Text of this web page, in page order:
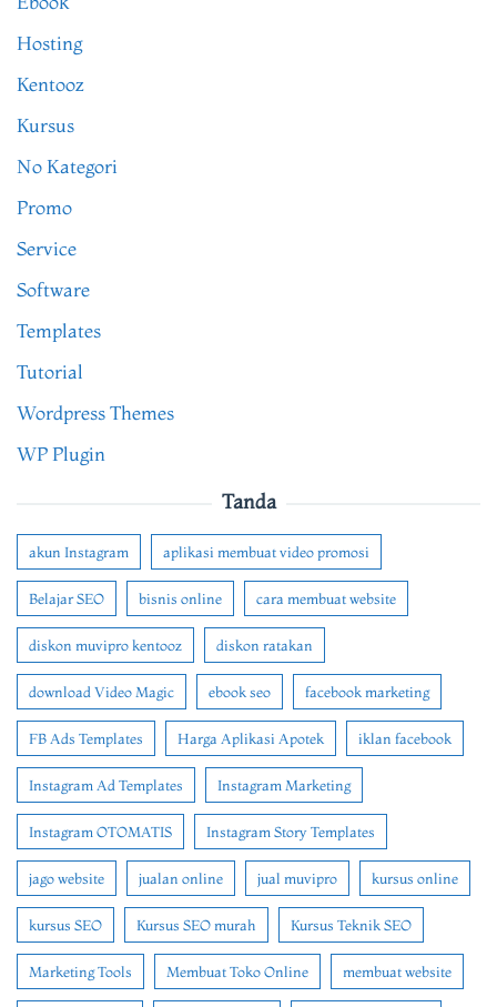
Hosting
Kentooz
Kursus
No Kategori
Promo
Service
Software
Templates
Tutorial
Wordpress Themes
WP Plugin
Tanda
akun Instagram aplikasi membuat video promosi
Belajar SEO bisnis online cara membuat website
diskon muvipro kentooz diskon ratakan
download Video Magic ebook seo facebook marketing
FB Ads Templates Harga Aplikasi Apotek iklan facebook
Instagram Ad Templates Instagram Marketing
Instagram OTOMATIS Instagram Story Templates
jago website jualan online jual muvipro kursus online
kursus SEO Kursus SEO murah Kursus Teknik SEO
Marketing Tools Membuat Toko Online membuat website